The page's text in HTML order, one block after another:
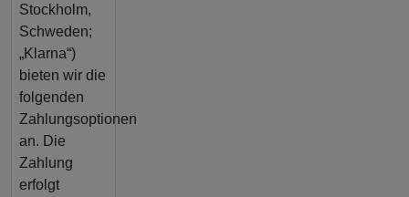
Stockholm,
Schweden;
„Klarna“)
bieten wir die
folgenden
Zahlungsoptionen
an. Die
Zahlung
erfolgt